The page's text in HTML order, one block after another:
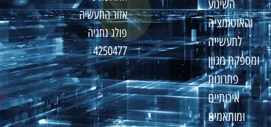
השינוע
והאוטומציה
לתעשייה
ומספקת מגוון
פתרונות
איכותיים
ומותאמים
אזור התעשיה
פולג נתניה
4250477